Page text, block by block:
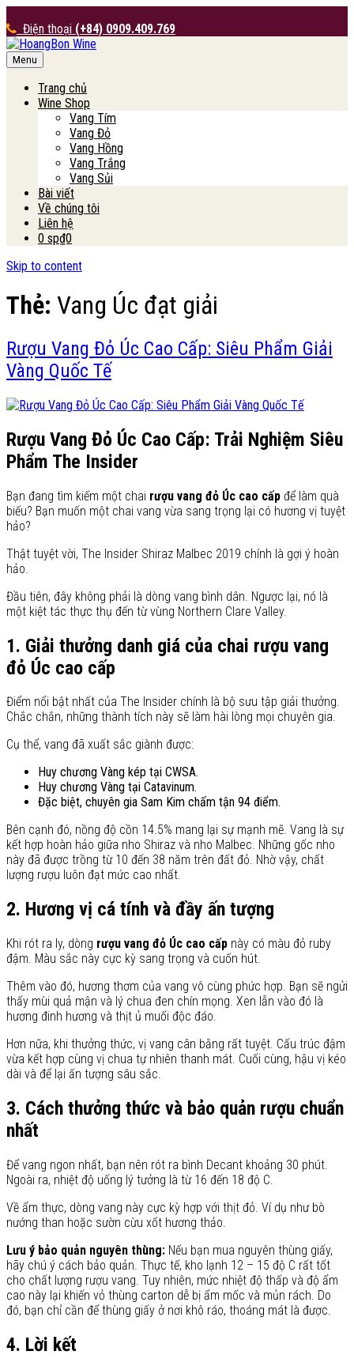
Điện thoại (+84) 0909.409.769
HoangBon Wine
Menu
Trang chủ
Wine Shop
Vang Tím
Vang Đỏ
Vang Hồng
Vang Trắng
Vang Sủi
Bài viết
Về chúng tôi
Liên hệ
0 sp₫0
Skip to content
Thẻ: Vang Úc đạt giải
Rượu Vang Đỏ Úc Cao Cấp: Siêu Phẩm Giải
Vàng Quốc Tế
Rượu Vang Đỏ Úc Cao Cấp: Trải Nghiệm Siêu
Phẩm The Insider
Bạn đang tìm kiếm một chai rượu vang đỏ Úc cao cấp để làm quà
biếu? Bạn muốn một chai vang vừa sang trọng lại có hương vị tuyệt
hảo?
Thật tuyệt vời, The Insider Shiraz Malbec 2019 chính là gợi ý hoàn
hảo.
Đầu tiên, đây không phải là dòng vang bình dân. Ngược lại, nó là
một kiệt tác thực thụ đến từ vùng Northern Clare Valley.
1. Giải thưởng danh giá của chai rượu vang
đỏ Úc cao cấp
Điểm nổi bật nhất của The Insider chính là bộ sưu tập giải thưởng.
Chắc chắn, những thành tích này sẽ làm hài lòng mọi chuyên gia.
Cụ thể, vang đã xuất sắc giành được:
Huy chương Vàng kép tại CWSA.
Huy chương Vàng tại Catavinum.
Đặc biệt, chuyên gia Sam Kim chấm tận 94 điểm.
Bên cạnh đó, nồng độ cồn 14.5% mang lại sự mạnh mẽ. Vang là sự
kết hợp hoàn hảo giữa nho Shiraz và nho Malbec. Những gốc nho
này đã được trồng từ 10 đến 38 năm trên đất đỏ. Nhờ vậy, chất
lượng rượu luôn đạt mức cao nhất.
2. Hương vị cá tính và đầy ấn tượng
Khi rót ra ly, dòng rượu vang đỏ Úc cao cấp này có màu đỏ ruby
đậm. Màu sắc này cực kỳ sang trọng và cuốn hút.
Thêm vào đó, hương thơm của vang vô cùng phức hợp. Bạn sẽ ngửi
thấy mùi quả mận và lý chua đen chín mọng. Xen lẫn vào đó là
hương đinh hương và thịt ủ muối độc đáo.
Hơn nữa, khi thưởng thức, vị vang cân bằng rất tuyệt. Cấu trúc đậm
vừa kết hợp cùng vị chua tự nhiên thanh mát. Cuối cùng, hậu vị kéo
dài và để lại ấn tượng sâu sắc.
3. Cách thưởng thức và bảo quản rượu chuẩn
nhất
Để vang ngon nhất, bạn nên rót ra bình Decant khoảng 30 phút.
Ngoài ra, nhiệt độ uống lý tưởng là từ 16 đến 18 độ C.
Về ẩm thực, dòng vang này cực kỳ hợp với thịt đỏ. Ví dụ như bò
nướng than hoặc sườn cừu xốt hương thảo.
Lưu ý bảo quản nguyên thùng: Nếu bạn mua nguyên thùng giấy,
hãy chú ý cách bảo quản. Thực tế, kho lạnh 12 – 15 độ C rất tốt
cho chất lượng rượu vang. Tuy nhiên, mức nhiệt độ thấp và độ ẩm
cao này lại khiến vỏ thùng carton dễ bị ẩm mốc và mủn rách. Do
đó, bạn chỉ cần để thùng giấy ở nơi khô ráo, thoáng mát là được.
4. Lời kết